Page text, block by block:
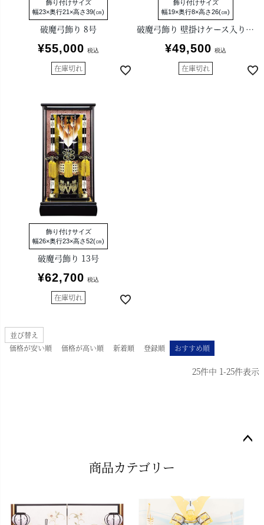
飾り付けサイズ
幅23×奥行21×高さ39(㎝)
破魔弓飾り 8号
¥55,000 税込
在庫切れ
飾り付けサイズ
幅19×奥行8×高さ26(㎝)
破魔弓飾り 壁掛けケース入り 剛毅
¥49,500 税込
在庫切れ
飾り付けサイズ
幅26×奥行23×高さ52(㎝)
破魔弓飾り 13号
¥62,700 税込
在庫切れ
並び替え
価格が安い順
価格が高い順 新着順 登録順 おすすめ順
25件中 1-25件表示
商品カテゴリー